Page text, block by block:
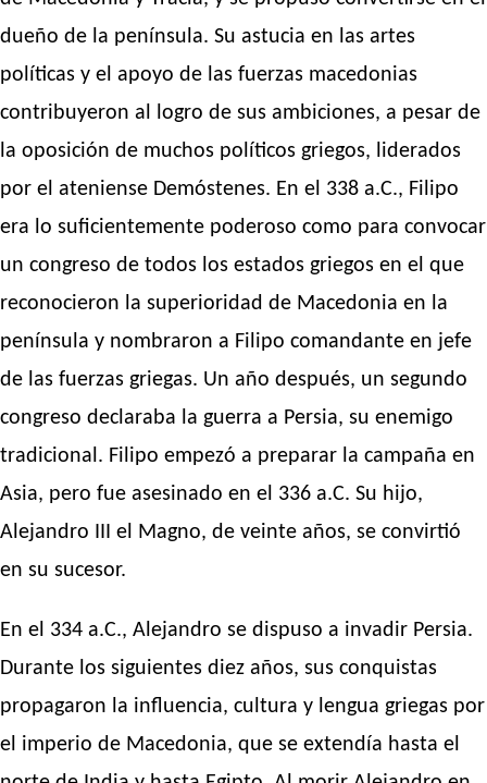
dueño de la península. Su astucia en las artes
políticas y el apoyo de las fuerzas macedonias
contribuyeron al logro de sus ambiciones, a pesar de
la oposición de muchos políticos griegos, liderados
por el ateniense Demóstenes. En el 338 a.C., Filipo
era lo suficientemente poderoso como para convocar
un congreso de todos los estados griegos en el que
reconocieron la superioridad de Macedonia en la
península y nombraron a Filipo comandante en jefe
de las fuerzas griegas. Un año después, un segundo
congreso declaraba la guerra a Persia, su enemigo
tradicional. Filipo empezó a preparar la campaña en
Asia, pero fue asesinado en el 336 a.C. Su hijo,
Alejandro III el Magno, de veinte años, se convirtió
en su sucesor.
En el 334 a.C., Alejandro se dispuso a invadir Persia.
Durante los siguientes diez años, sus conquistas
propagaron la influencia, cultura y lengua griegas por
el imperio de Macedonia, que se extendía hasta el